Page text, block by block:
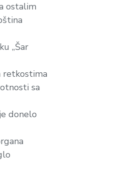
ostalim
„Šar
retkostima
sa
donelo